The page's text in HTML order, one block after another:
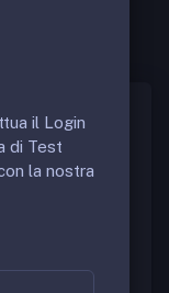
del concorso
o Desktop.
con 5
il Login
di Test
la nostra